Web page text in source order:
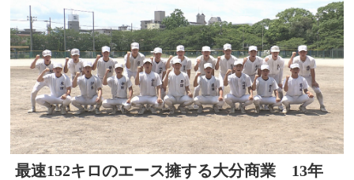
最速152キロのエース擁する大分商業 13年